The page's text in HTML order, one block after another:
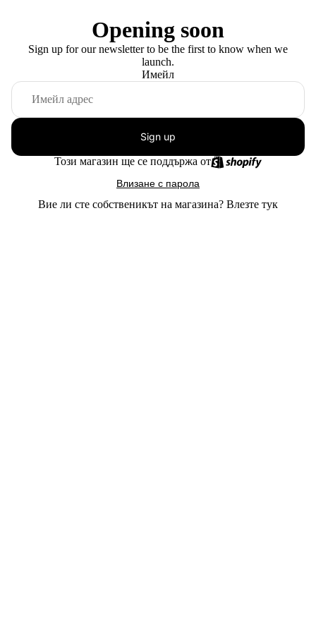
Opening soon
Sign up for our newsletter to be the first to know when we
launch.
Имейл
Sign up
Този магазин ще се поддържа от
Влизане с парола
Вие ли сте собственикът на магазина? Влезте тук